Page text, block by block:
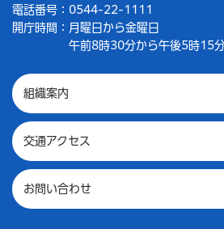
電話番号：0544-22-1111
開庁時間： 月曜日から金曜日
午前8時30分から午後5時15
組織案内
交通アクセス
お問い合わせ